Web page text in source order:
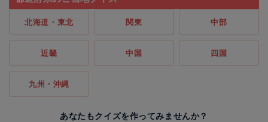
北海道・東北 関東 中部
近畿 中国 四国
九州・沖縄
あなたもクイズを作ってみませんか？